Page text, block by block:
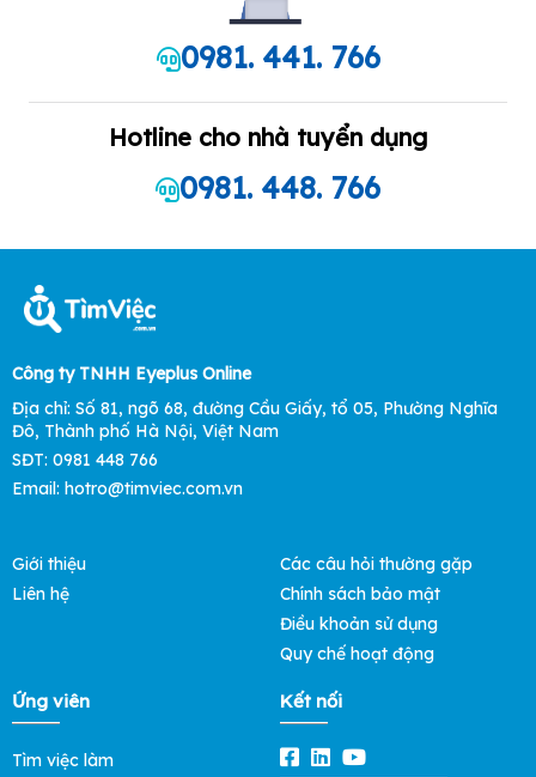
0981. 441. 766
Hotline cho nhà tuyển dụng
0981. 448. 766
Công ty TNHH Eyeplus Online
Địa chỉ: Số 81, ngõ 68, đường Cầu Giấy, tổ 05, Phường Nghĩa
Đô, Thành phố Hà Nội, Việt Nam
SĐT: 0981 448 766
Email: hotro@timviec.com.vn
Giới thiệu
Liên hệ
Các câu hỏi thường gặp
Chính sách bảo mật
Điều khoản sử dụng
Quy chế hoạt động
Ứng viên
Tìm việc làm
Kết nối